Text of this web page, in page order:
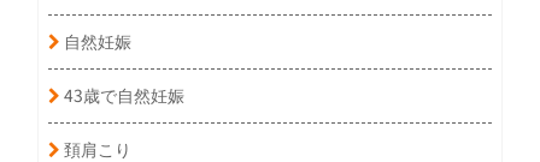
自然妊娠
43歳で自然妊娠
頚肩こり